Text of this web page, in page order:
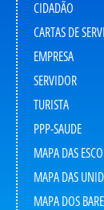
CIDADÃO
CARTAS DE
EMPRESA
SERVIDOR
TURISTA
PPP-SAUDE
MAPA DAS
MAPA DAS
MAPA DOS